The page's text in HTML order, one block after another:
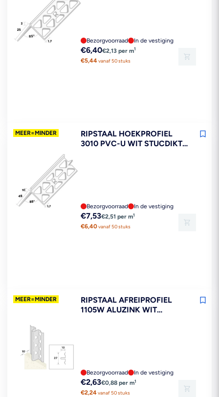
Bezorgvoorraad In de vestiging
Reguliere
prijs
€6,40€2,13 per m1
€5,44vanaf 50 stuks
MEER=MINDER
RIPSTAAL HOEKPROFIEL
3010 PVC-U WIT STUCDIKTE
Bezorgvoorraad In de vestiging
Reguliere
prijs
€7,53€2,51 per m1
€6,40vanaf 50 stuks
MEER=MINDER
RIPSTAAL AFREIPROFIEL
1105W ALUZINK WIT
Bezorgvoorraad In de vestiging
Reguliere
prijs
€2,63€0,88 per m1
€2,24vanaf 50 stuks